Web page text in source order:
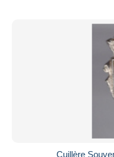
Cuillère